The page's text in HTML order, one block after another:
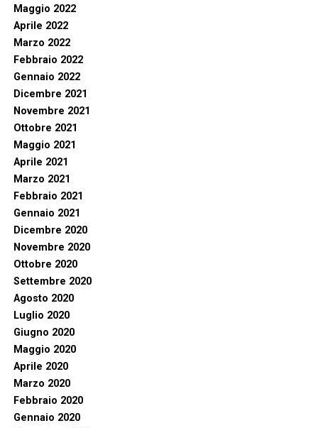
Maggio 2022
Aprile 2022
Marzo 2022
Febbraio 2022
Gennaio 2022
Dicembre 2021
Novembre 2021
Ottobre 2021
Maggio 2021
Aprile 2021
Marzo 2021
Febbraio 2021
Gennaio 2021
Dicembre 2020
Novembre 2020
Ottobre 2020
Settembre 2020
Agosto 2020
Luglio 2020
Giugno 2020
Maggio 2020
Aprile 2020
Marzo 2020
Febbraio 2020
Gennaio 2020